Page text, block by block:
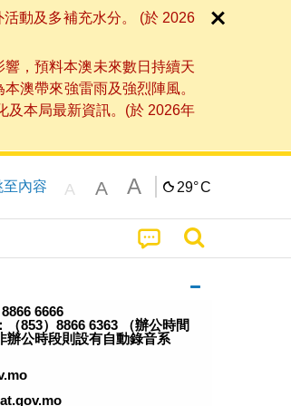
動及多補充水分。 (於 2026
，預料本澳未來數日持續天
澳帶來強雷雨及強烈陣風。
及本局最新資訊。(於 2026年
至內容 A A A 29°C
6666
（853）8866 6363 （辦公時間
辦公時段則設有自動錄音系